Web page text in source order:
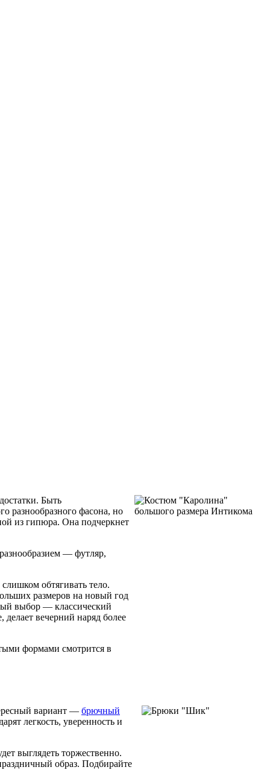
Быть
разнообразного фасона, но
из гипюра. Она подчеркнет
— футляр,
слишком обтягивать тело.
размеров на новый год
выбор — классический
вечерний наряд более
формами смотрится в
вариант — брючный
легкость, уверенность и
выглядеть торжественно.
образ. Подбирайте